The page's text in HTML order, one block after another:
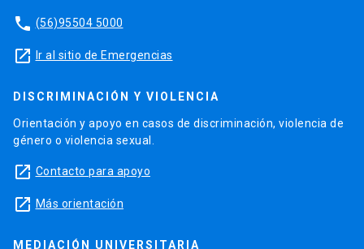
phone (56)95504 5000
launch Ir al sitio de Emergencias
DISCRIMINACIÓN Y VIOLENCIA
Orientación y apoyo en casos de discriminación, violencia de
género o violencia sexual.
launch Contacto para apoyo
launch Más orientación
MEDIACIÓN UNIVERSITARIA